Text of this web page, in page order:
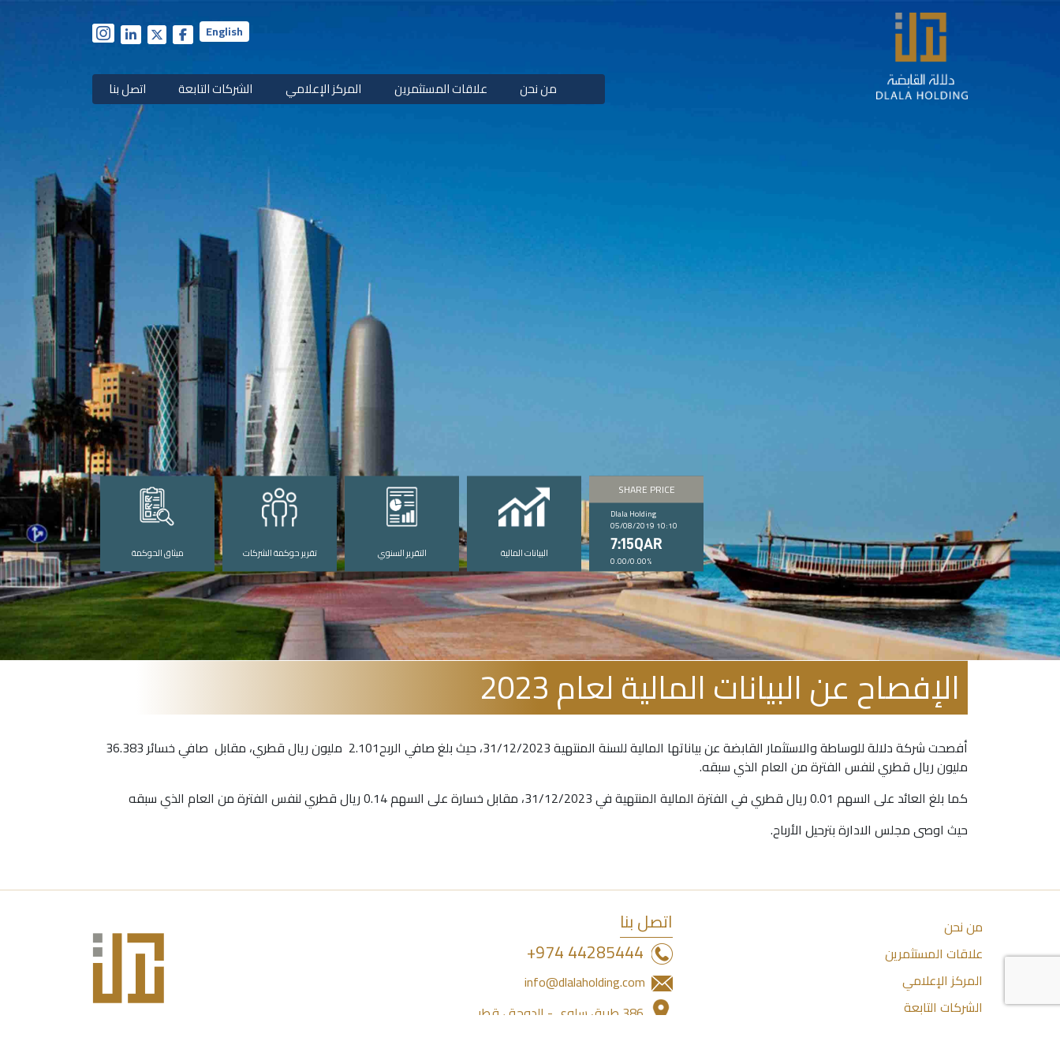
English
من نحن علاقات المستثمرين المركز الإعلامي الشركات التابعة اتصل بنا
SHARE PRICE
Dlala Holding
05/08/2019 10:10
7:15QAR
0.00/0.00%
البيانات المالية التقرير السنوي تقرير حوكمة الشركات ميثاق الحوكمة
فبراير 29, 2024
الإفصاح عن البيانات المالية لعام 2023
أفصحت شركة دلالة للوساطة والاستثمار القابضة عن بياناتها المالية للسنة المنتهية 31/12/2023، حيث بلغ صافي الربح2.101 مليون ريال قطري، مقابل صافي خسائر 36.383
مليون ريال قطري لنفس الفترة من العام الذي سبقه.
كما بلغ العائد على السهم 0.01 ريال قطري في الفترة المالية المنتهية في 31/12/2023، مقابل خسارة على السهم 0.14 ريال قطري لنفس الفترة من العام الذي سبقه
حيث اوصى مجلس الادارة بترحيل الأرباح.
من نحن
علاقات المستثمرين
المركز الإعلامي
الشركات التابعة
اتصل بنا
44285444 974+